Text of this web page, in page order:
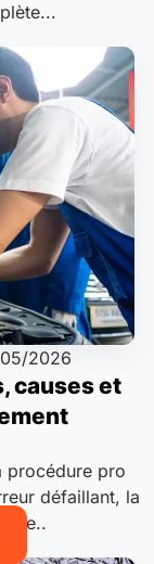
2026
causes et
procédure pro
défaillant, la